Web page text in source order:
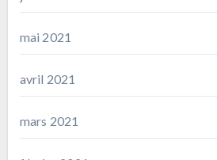
mai 2021
avril 2021
mars 2021